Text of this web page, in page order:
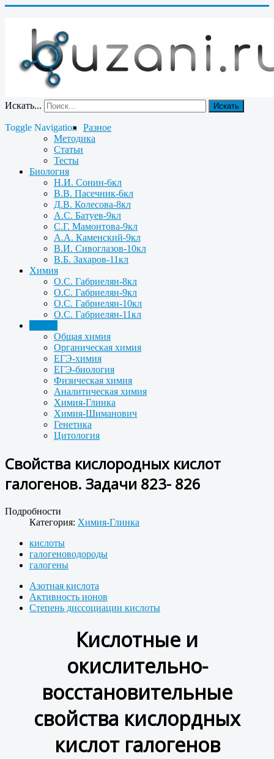
Искать... Искать
Toggle Navigation
Разное
Методика
Статьи
Тесты
Биология
Н.И. Сонин-6кл
В.В. Пасечник-6кл
Д.В. Колесова-8кл
А.С. Батуев-9кл
С.Г. Мамонтова-9кл
А.А. Каменский-9кл
В.И. Сивоглазов-10кл
В.Б. Захаров-11кл
Химия
О.С. Габриелян-8кл
О.С. Габриелян-9кл
О.С. Габриелян-10кл
О.С. Габриелян-11кл
Общая химия
Органическая химия
ЕГЭ-химия
ЕГЭ-биология
Физическая химия
Аналитическая химия
Химия-Глинка
Химия-Шиманович
Генетика
Цитология
Свойства кислородных кислот
галогенов. Задачи 823- 826
Подробности
Категория: Химия-Глинка
кислоты
галогеноводороды
галогены
Азотная кислота
Активность ионов
Степень диссоциации кислоты
Кислотные и
окислительно-
восстановительные
свойства кислордных
кислот галогенов